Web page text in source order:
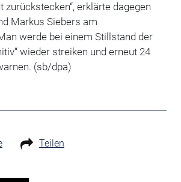
zurückstecken“, erklärte dagegen
Markus Siebers am
werde bei einem Stillstand der
wieder streiken und erneut 24
(sb/dpa)
Teilen